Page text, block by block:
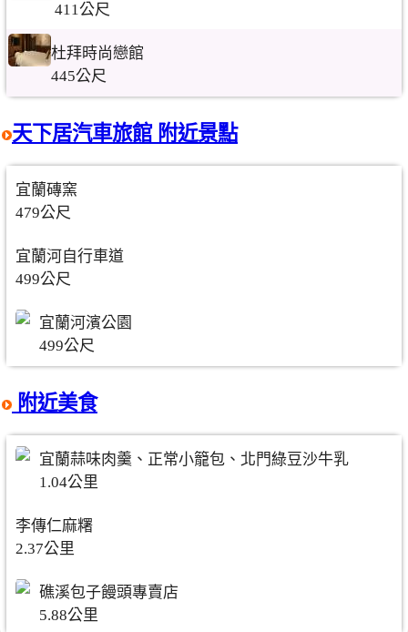
411公尺
杜拜時尚戀館
445公尺
天下居汽車旅館 附近景點
宜蘭磚窯
479公尺
宜蘭河自行車道
499公尺
宜蘭河濱公園
499公尺
附近美食
宜蘭蒜味肉羹、正常小籠包、北門綠豆沙牛乳
1.04公里
李傳仁麻糬
2.37公里
礁溪包子饅頭專賣店
5.88公里